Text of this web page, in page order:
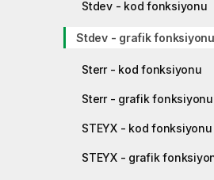
Stdev - kod fonksiyonu
Stdev - grafik fonksiyonu
Sterr - kod fonksiyonu
Sterr - grafik fonksiyonu
STEYX - kod fonksiyonu
STEYX - grafik